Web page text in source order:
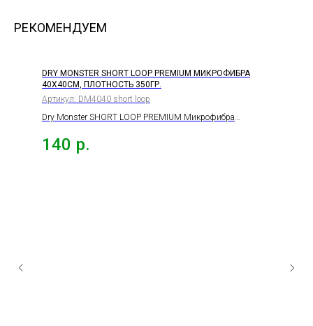
РЕКОМЕНДУЕМ
DRY MONSTER SHORT LOOP PREMIUM МИКРОФИБРА
40Х40СМ, ПЛОТНОСТЬ 350ГР.
Артикул: DM4040 short loop
Dry Monster SHORT LOOP PREMIUM Микрофибра
140 р.